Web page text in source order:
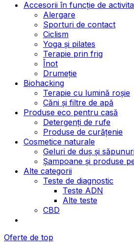
Accesorii în funcție de
Alergare
Sporturi de contact
Ciclism
Yoga și pilates
Terapie prin frig
Înot
Drumeție
Biohacking
Terapie cu lumină roșie
Căni și filtre de apă
Produse eco pentru casă
Detergenți de rufe
Produse de curățenie
Cosmetice naturale
Geluri de duș și
Șampoane și produse
Alte categorii
Teste de diagnostic
Teste ADN
Alte teste
CBD
Oferte de top